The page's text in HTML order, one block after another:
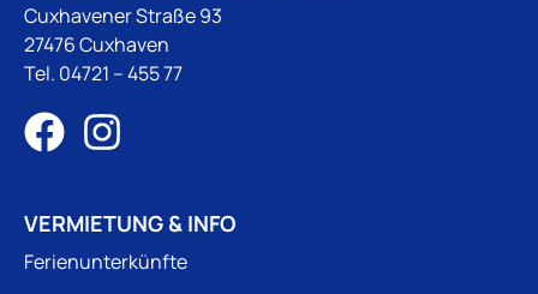
Cuxhavener Straße 93
27476 Cuxhaven
Tel. 04721 – 455 77
VERMIETUNG & INFO
Ferienunterkünfte